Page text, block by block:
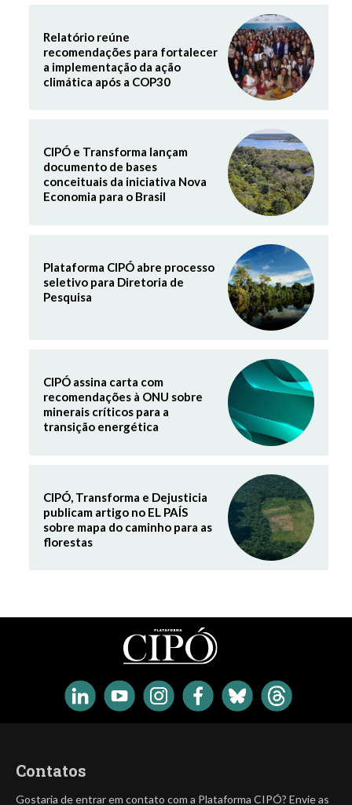
Relatório reúne
recomendações para fortalecer
a implementação da ação
climática após a COP30
CIPÓ e Transforma lançam
documento de bases
conceituais da iniciativa Nova
Economia para o Brasil
Plataforma CIPÓ abre processo
seletivo para Diretoria de
Pesquisa
CIPÓ assina carta com
recomendações à ONU sobre
minerais críticos para a
transição energética
CIPÓ, Transforma e Dejusticia
publicam artigo no EL PAÍS
sobre mapa do caminho para as
florestas
Contatos
Gostaria de entrar em contato com a Plataforma CIPÓ? Envie as